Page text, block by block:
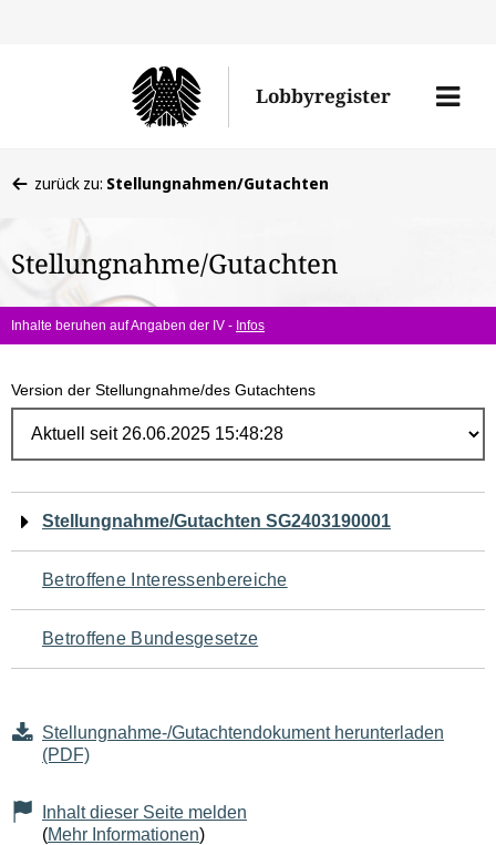
Lobbyregister
Menü
befinden
hier:
zurück zu: Stellungnahmen/Gutachten
Stellungnahme/Gutachten
Inhalte beruhen auf Angaben der IV - Infos
Version der Stellungnahme/des Gutachtens
Navigation
für
den
Seiteninhalt
Stellungnahme/Gutachten SG2403190001
Betroffene Interessenbereiche
Betroffene Bundesgesetze
Stellungnahme-/Gutachtendokument herunterladen
(PDF)
Inhalt dieser Seite melden
(Mehr Informationen)